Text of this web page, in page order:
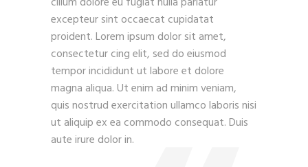
excepteur sint occaecat cupidatat
proident. Lorem ipsum dolor sit amet,
consectetur cing elit, sed do eiusmod
tempor incididunt ut labore et dolore
magna aliqua. Ut enim ad minim veniam,
quis nostrud exercitation ullamco laboris nisi
ut aliquip ex ea commodo consequat. Duis
aute irure dolor in.